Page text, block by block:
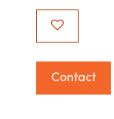
Contact